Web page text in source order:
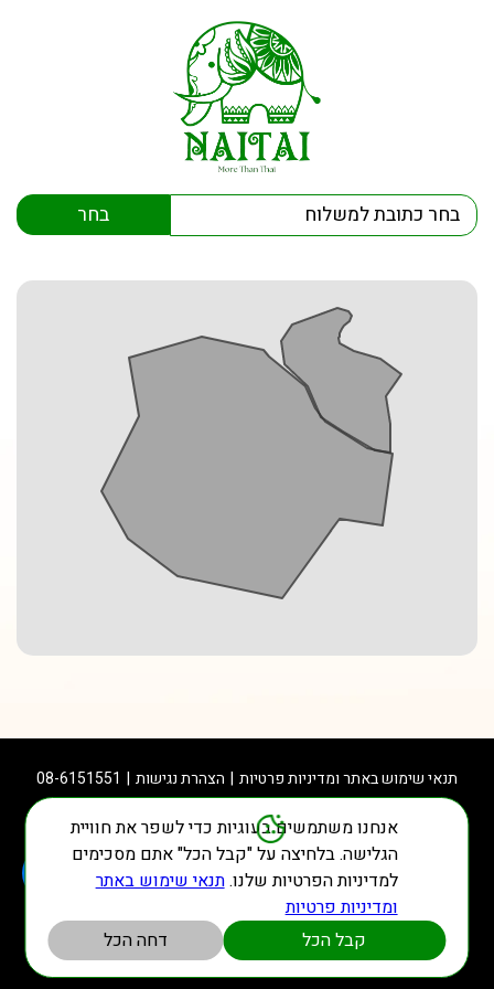
בחירת
או
בחר כתובת למשלוח
תנאי שימוש באתר ומדיניות פרטיות הצהרת נגישות 08-6151551
© כל הזכויות שמורות
מערכות משלוחים מתקדמות
אנחנו משתמשים בעוגיות כדי לשפר את חוויית
הגלישה. בלחיצה על "קבל הכל" אתם מסכימים
למדיניות הפרטיות שלנו.תנאי שימוש באתר
ומדיניות פרטיות
קבל הכל
דחה הכל